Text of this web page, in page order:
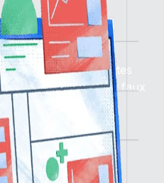
sans erreur : faites
paie pour éviter tout faux
mondiales.